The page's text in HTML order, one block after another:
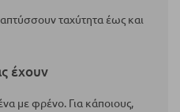
ταχύτητα έως και
έχουν
με φρένο. Για κάποιους,